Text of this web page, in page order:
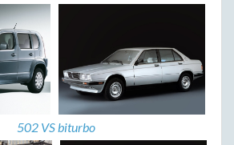
502 VS biturbo